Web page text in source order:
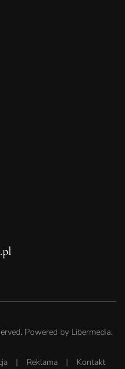
Powered by Libermedia.
| Reklama | Kontakt